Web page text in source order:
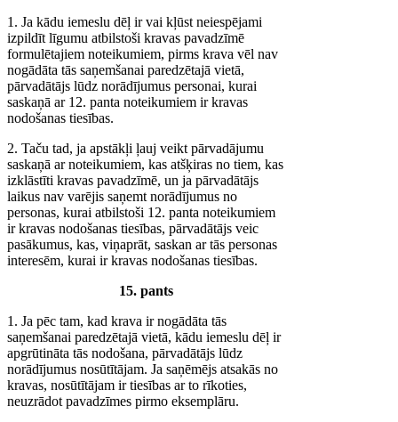
1. Ja kādu iemeslu dēļ ir vai kļūst neiespējami
izpildīt līgumu atbilstoši kravas pavadzīmē
formulētajiem noteikumiem, pirms krava vēl nav
nogādāta tās saņemšanai paredzētajā vietā,
pārvadātājs lūdz norādījumus personai, kurai
saskaņā ar 12. panta noteikumiem ir kravas
nodošanas tiesības.
2. Taču tad, ja apstākļi ļauj veikt pārvadājumu
saskaņā ar noteikumiem, kas atšķiras no tiem, kas
izklāstīti kravas pavadzīmē, un ja pārvadātājs
laikus nav varējis saņemt norādījumus no
personas, kurai atbilstoši 12. panta noteikumiem
ir kravas nodošanas tiesības, pārvadātājs veic
pasākumus, kas, viņaprāt, saskan ar tās personas
interesēm, kurai ir kravas nodošanas tiesības.
15. pants
1. Ja pēc tam, kad krava ir nogādāta tās
saņemšanai paredzētajā vietā, kādu iemeslu dēļ ir
apgrūtināta tās nodošana, pārvadātājs lūdz
norādījumus nosūtītājam. Ja saņēmējs atsakās no
kravas, nosūtītājam ir tiesības ar to rīkoties,
neuzrādot pavadzīmes pirmo eksemplāru.